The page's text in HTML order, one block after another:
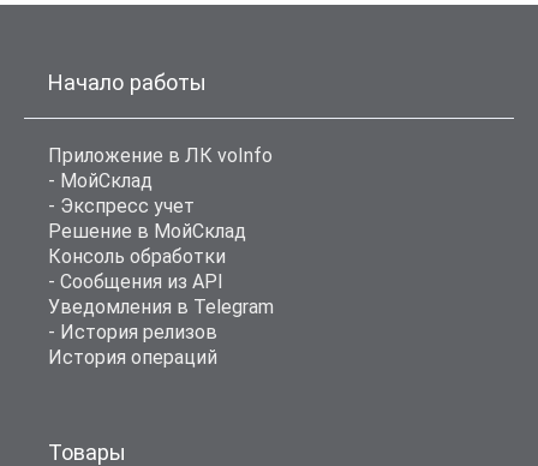
Начало работы
Приложение в ЛК voInfo
- МойСклад
- Экспресс учет
Решение в МойСклад
Консоль обработки
- Сообщения из API
Уведомления в Telegram
- История релизов
История операций
Товары